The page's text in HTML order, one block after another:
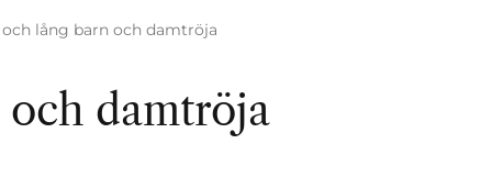
lång barn och damtröja
damtröja